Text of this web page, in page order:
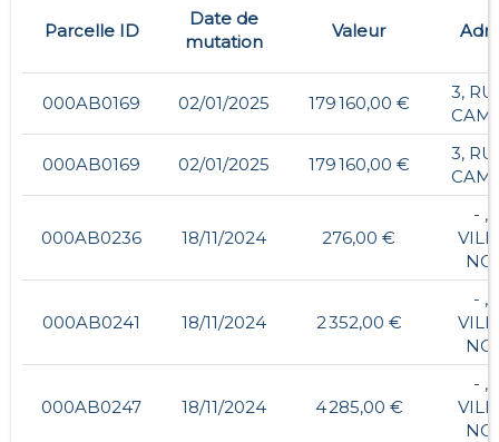
Parcelle ID
Date de
mutation
Valeur
000AB0169 02/01/2025 179 160,00 €
3,
000AB0169 02/01/2025 179 160,00 €
3,
000AB0236 18/11/2024 276,00 €
- ,
000AB0241 18/11/2024 2 352,00 €
- ,
000AB0247 18/11/2024 4 285,00 €
- ,